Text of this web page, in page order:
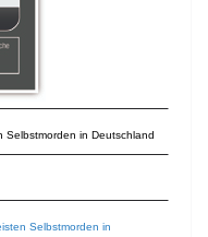
Selbstmorden in Deutschland
Selbstmorden in